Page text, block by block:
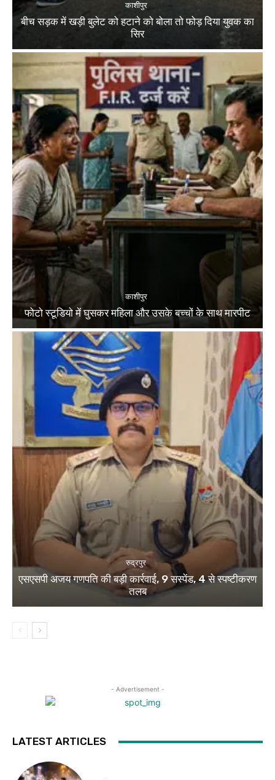
काशीपुर
बीच सड़क में खड़ी बुलेट को हटाने को बोला तो फोड़ दिया युवक का
सिर
काशीपुर
फोटो स्टूडियो में घुसकर महिला और उसके बच्चों के साथ मारपीट
रुद्रपुर
एसएसपी अजय गणपति की बड़ी कार्रवाई, 9 सस्पेंड, 4 से स्पष्टीकरण
तलब
- Advertisement -
LATEST ARTICLES